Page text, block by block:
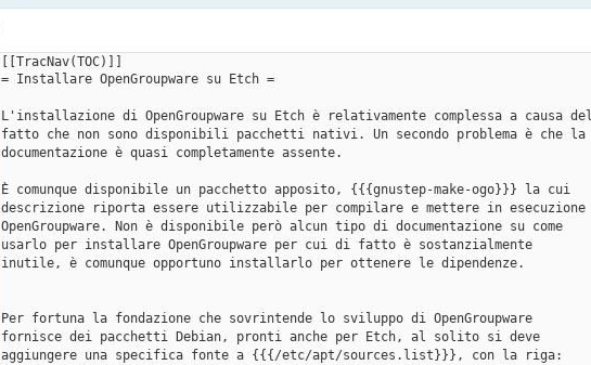
[[TracNav(TOC)]]
= Installare OpenGroupware su Etch =
L'installazione di OpenGroupware su Etch è relativamente complessa a causa del
fatto che non sono disponibili pacchetti nativi. Un secondo problema è che la
documentazione è quasi completamente assente.
È comunque disponibile un pacchetto apposito, {{{gnustep-make-ogo}}} la cui
descrizione riporta essere utilizzabile per compilare e mettere in esecuzione
OpenGroupware. Non è disponibile però alcun tipo di documentazione su come
usarlo per installare OpenGroupware per cui di fatto è sostanzialmente
inutile, è comunque opportuno installarlo per ottenere le dipendenze.
Per fortuna la fondazione che sovrintende lo sviluppo di OpenGroupware
fornisce dei pacchetti Debian, pronti anche per Etch, al solito si deve
aggiungere una specifica fonte a {{{/etc/apt/sources.list}}}, con la riga: